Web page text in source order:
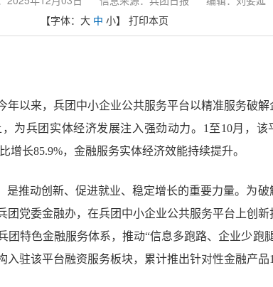
【字体： 大 中 小】 打印本页
年以来，兵团中小企业公共服务平台以精准服务破
为兵团实体经济发展注入强劲动力。1至10月，该
增长85.9%，金融服务实体经济效能持续提升。
是推动创新、促进就业、稳定增长的重要力量。为
团党委金融办，在兵团中小企业公共服务平台上创
特色金融服务体系，推动“信息多跑路、企业少跑
驻该平台融资服务板块，累计推出针对性金融产品